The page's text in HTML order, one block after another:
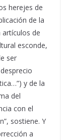
herejes de
de la
artículos de
esconde,
ser
y de la
del
con el
sostiene. Y
a